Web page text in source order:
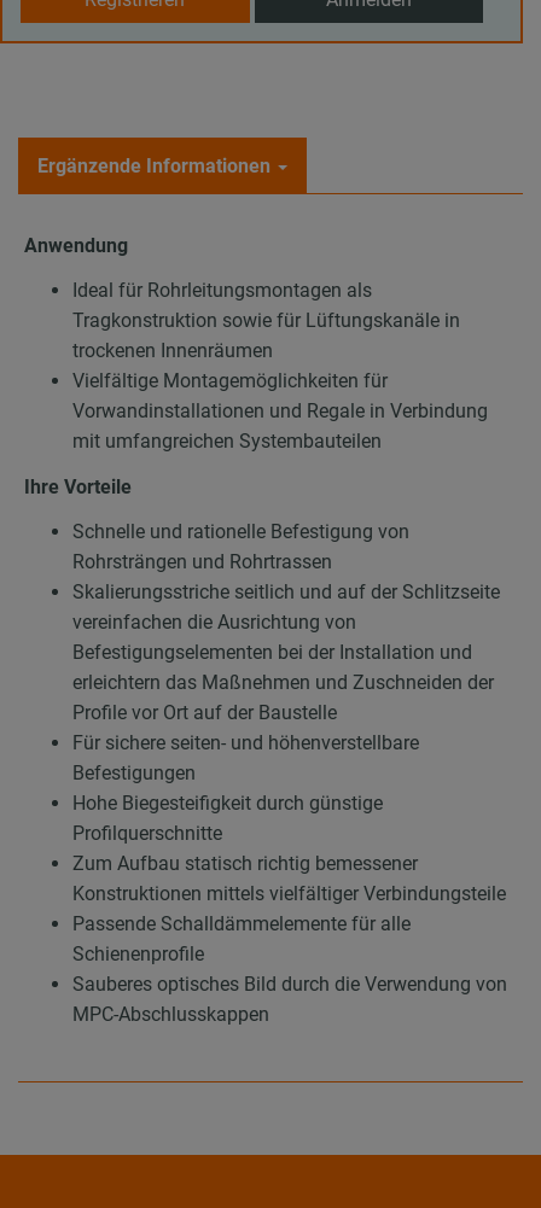
Ergänzende Informationen
Anwendung
Ideal für Rohrleitungsmontagen als
Tragkonstruktion sowie für Lüftungskanäle in
trockenen Innenräumen
Vielfältige Montagemöglichkeiten für
Vorwandinstallationen und Regale in Verbindung
mit umfangreichen Systembauteilen
Ihre Vorteile
Schnelle und rationelle Befestigung von
Rohrsträngen und Rohrtrassen
Skalierungsstriche seitlich und auf der Schlitzseite
vereinfachen die Ausrichtung von
Befestigungselementen bei der Installation und
erleichtern das Maßnehmen und Zuschneiden der
Profile vor Ort auf der Baustelle
Für sichere seiten- und höhenverstellbare
Befestigungen
Hohe Biegesteifigkeit durch günstige
Profilquerschnitte
Zum Aufbau statisch richtig bemessener
Konstruktionen mittels vielfältiger Verbindungsteile
Passende Schalldämmelemente für alle
Schienenprofile
Sauberes optisches Bild durch die Verwendung von
MPC-Abschlusskappen